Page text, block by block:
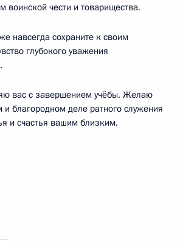
воинской чести и товарищества.
навсегда сохраните к своим
глубокого уважения
вас с завершением учёбы. Желаю
и благородном деле ратного служения
и счастья вашим близким.